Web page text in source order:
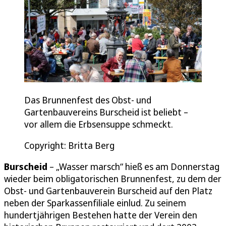
Das Brunnenfest des Obst- und
Gartenbauvereins Burscheid ist beliebt –
vor allem die Erbsensuppe schmeckt.
Copyright: Britta Berg
Burscheid – „Wasser marsch“ hieß es am Donnerstag
wieder beim obligatorischen Brunnenfest, zu dem der
Obst- und Gartenbauverein Burscheid auf den Platz
neben der Sparkassenfiliale einlud. Zu seinem
hundertjährigen Bestehen hatte der Verein den